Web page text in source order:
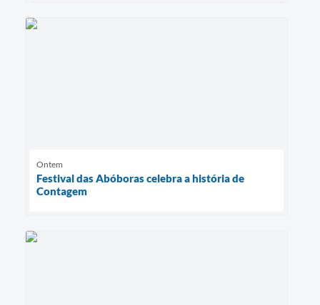
Ontem
Festival das Abóboras celebra a história de
Contagem